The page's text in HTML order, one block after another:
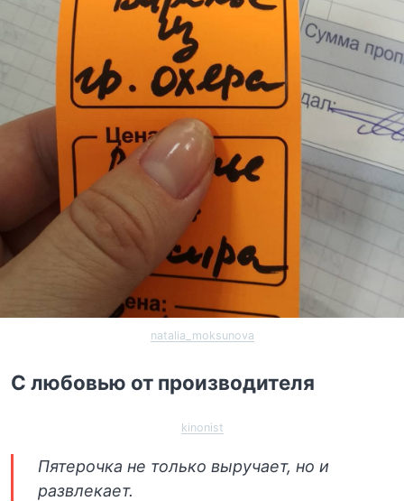
natalia_moksunova
С любовью от производителя
kinonist
Пятерочка не только выручает, но и
развлекает.